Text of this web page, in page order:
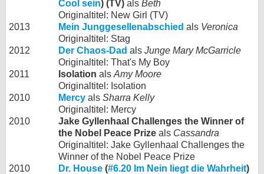
Cool sein) (TV) als Beth
Originaltitel: New Girl (TV)
2013
Mein Junggesellenabschied als Veronica
Originaltitel: Stag
2012
Der Chaos-Dad als Junge Mary McGarricle
Originaltitel: That's My Boy
2011
Isolation als Amy Moore
Originaltitel: Isolation
2010
Mercy als Sharra Kelly
Originaltitel: Mercy
2010
Jake Gyllenhaal Challenges the Winner of
the Nobel Peace Prize als Cassandra
Originaltitel: Jake Gyllenhaal Challenges the
Winner of the Nobel Peace Prize
2010
Dr. House (#6.20 Im Nein liegt die Wahrheit)